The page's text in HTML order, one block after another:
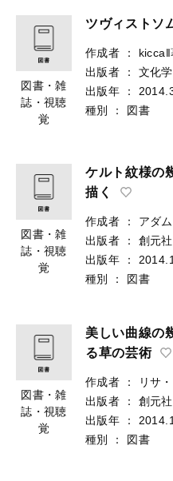
図書・雑
誌・視聴
覚
ツヴィストソ
作成者 ：
kicca‖
出版者
：
文化
出版年
：
種別
： 図書
図書・雑
誌・視聴
覚
ケルト紋様の
描く
作成者 ： アダ
出版者
：
創元社
出版年
：
種別
： 図書
図書・雑
誌・視聴
覚
美しい曲線の
る草の芸術
作成者 ： リサ
出版者
：
創元社
出版年
：
種別
： 図書